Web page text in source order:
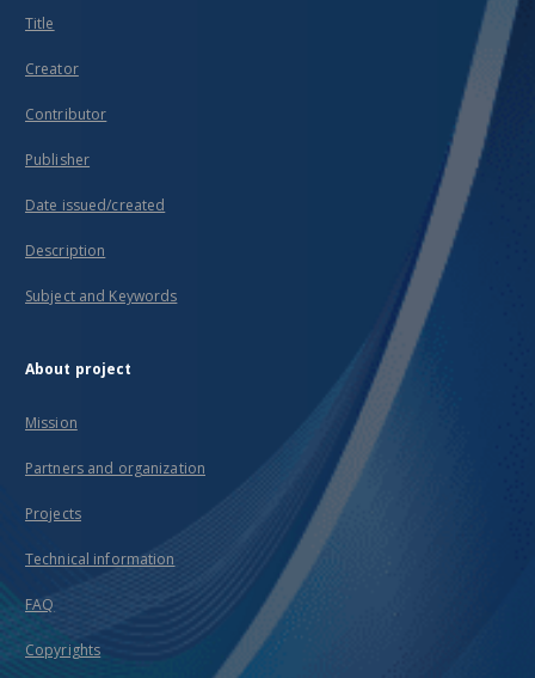
Title
Creator
Contributor
Publisher
Date issued/created
Description
Subject and Keywords
About project
Mission
Partners and organization
Projects
Technical information
FAQ
Copyrights